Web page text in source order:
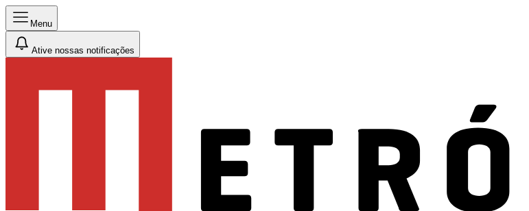
Menu
Ative nossas notificações